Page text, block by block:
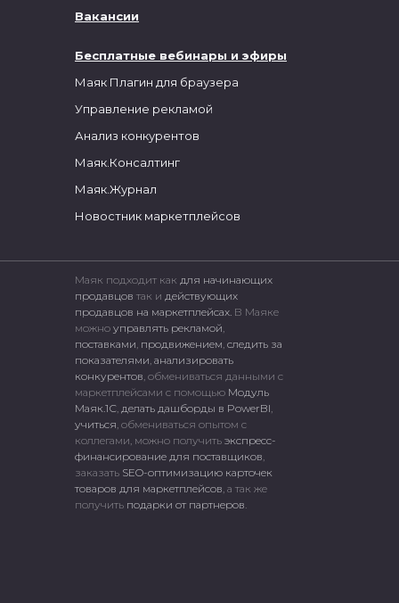
Бесплатные вебинары и эфиры
Маяк Плагин для браузера
Управление рекламой
Анализ конкурентов
Маяк.Консалтинг
Маяк.Журнал
Новостник маркетплейсов
Вакансии
Маяк подходит как для начинающих
продавцов так и действующих
продавцов на маркетплейсах. В Маяке
можно управлять рекламой
поставками продвижением следить за
показателями анализировать
конкурентов , обмениваться данными с
маркетплейсами c помощью Модуль
Маяк.1С делать дашборды в PowerBI
учиться , обмениваться опытом с
коллегами, можно получить экспресс-
финансирование для поставщиков
заказать SEO-оптимизацию карточек
товаров для маркетплейсов , а так же
получить подарки от партнеров